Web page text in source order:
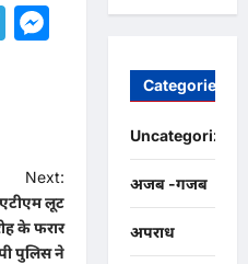
Telegram
Messenger
Next:
लूट
के फरार
पुलिस ने
Categories
Uncategorized
अजब -गजब
अपराध